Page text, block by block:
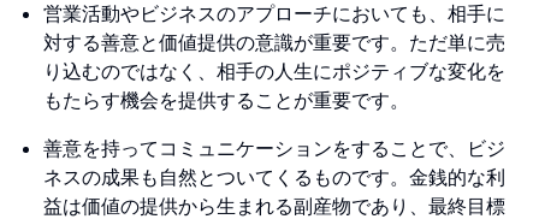
営業活動やビジネスのアプローチにおいても、相手に
対する善意と価値提供の意識が重要です。ただ単に売
り込むのではなく、相手の人生にポジティブな変化を
もたらす機会を提供することが重要です。
善意を持ってコミュニケーションをすることで、ビジ
ネスの成果も自然とついてくるものです。金銭的な利
益は価値の提供から生まれる副産物であり、最終目標